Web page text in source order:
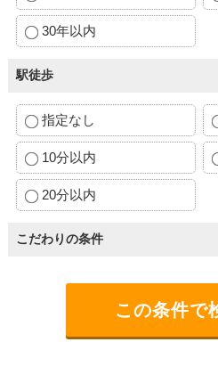
30年以内
駅徒歩
指定なし
10分以内
20分以内
こだわりの条件